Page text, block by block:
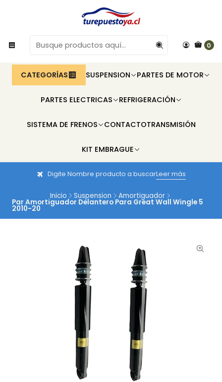
0
CATEGORÍAS SUSPENSION PARTES DE MOTOR
PARTES ELECTRICAS REFRIGERACIÓN
SISTEMA DE FRENOS CONTACTOTRANSMISIÓN
KIT EMBRAGUE
Digite Nombre producto a buscarLeer más
Inicio Suspension Amortiguador
Par Amortiguador Delantero Para Great Wall Wingle 5
2010-20